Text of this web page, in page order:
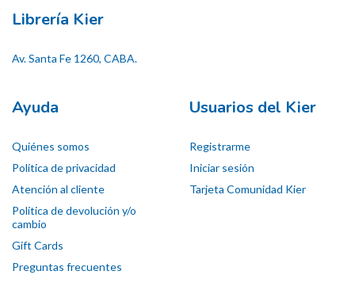
Librería Kier
Av. Santa Fe 1260, CABA.
Ayuda
Quiénes somos
Política de privacidad
Atención al cliente
Política de devolución y/o
cambio
Gift Cards
Preguntas frecuentes
Usuarios del Kier
Registrarme
Iniciar sesión
Tarjeta Comunidad Kier